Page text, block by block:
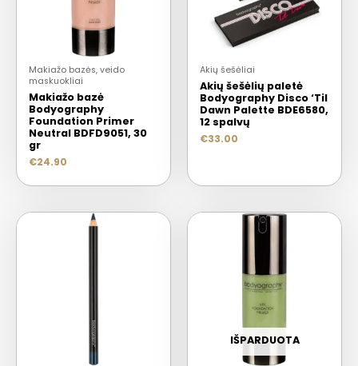
Makiažo bazės, veido
maskuokliai
Makiažo bazė
Bodyography
Foundation Primer
Neutral BDFD9051, 30
gr
€24.90
Akių šešėliai
Akių šešėlių paletė
Bodyography Disco ‘Til
Dawn Palette BDE6580,
12 spalvų
€33.00
IŠPARDUOTA